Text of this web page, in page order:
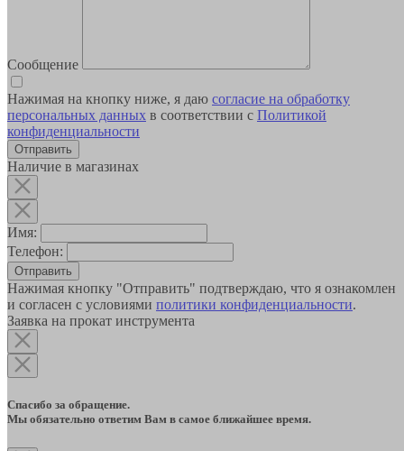
Сообщение
Нажимая на кнопку ниже, я даю согласие на обработку
персональных данных в соответствии с Политикой
конфиденциальности
Наличие в магазинах
Имя:
Телефон:
Отправить
Нажимая кнопку "Отправить" подтверждаю, что я ознакомлен
и согласен с условиями политики конфиденциальности.
Заявка на прокат инструмента
Спасибо за обращение.
Мы обязательно ответим Вам в самое ближайшее время.